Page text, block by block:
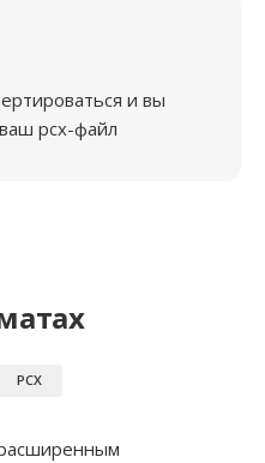
и вы
pcx-файл
PCX